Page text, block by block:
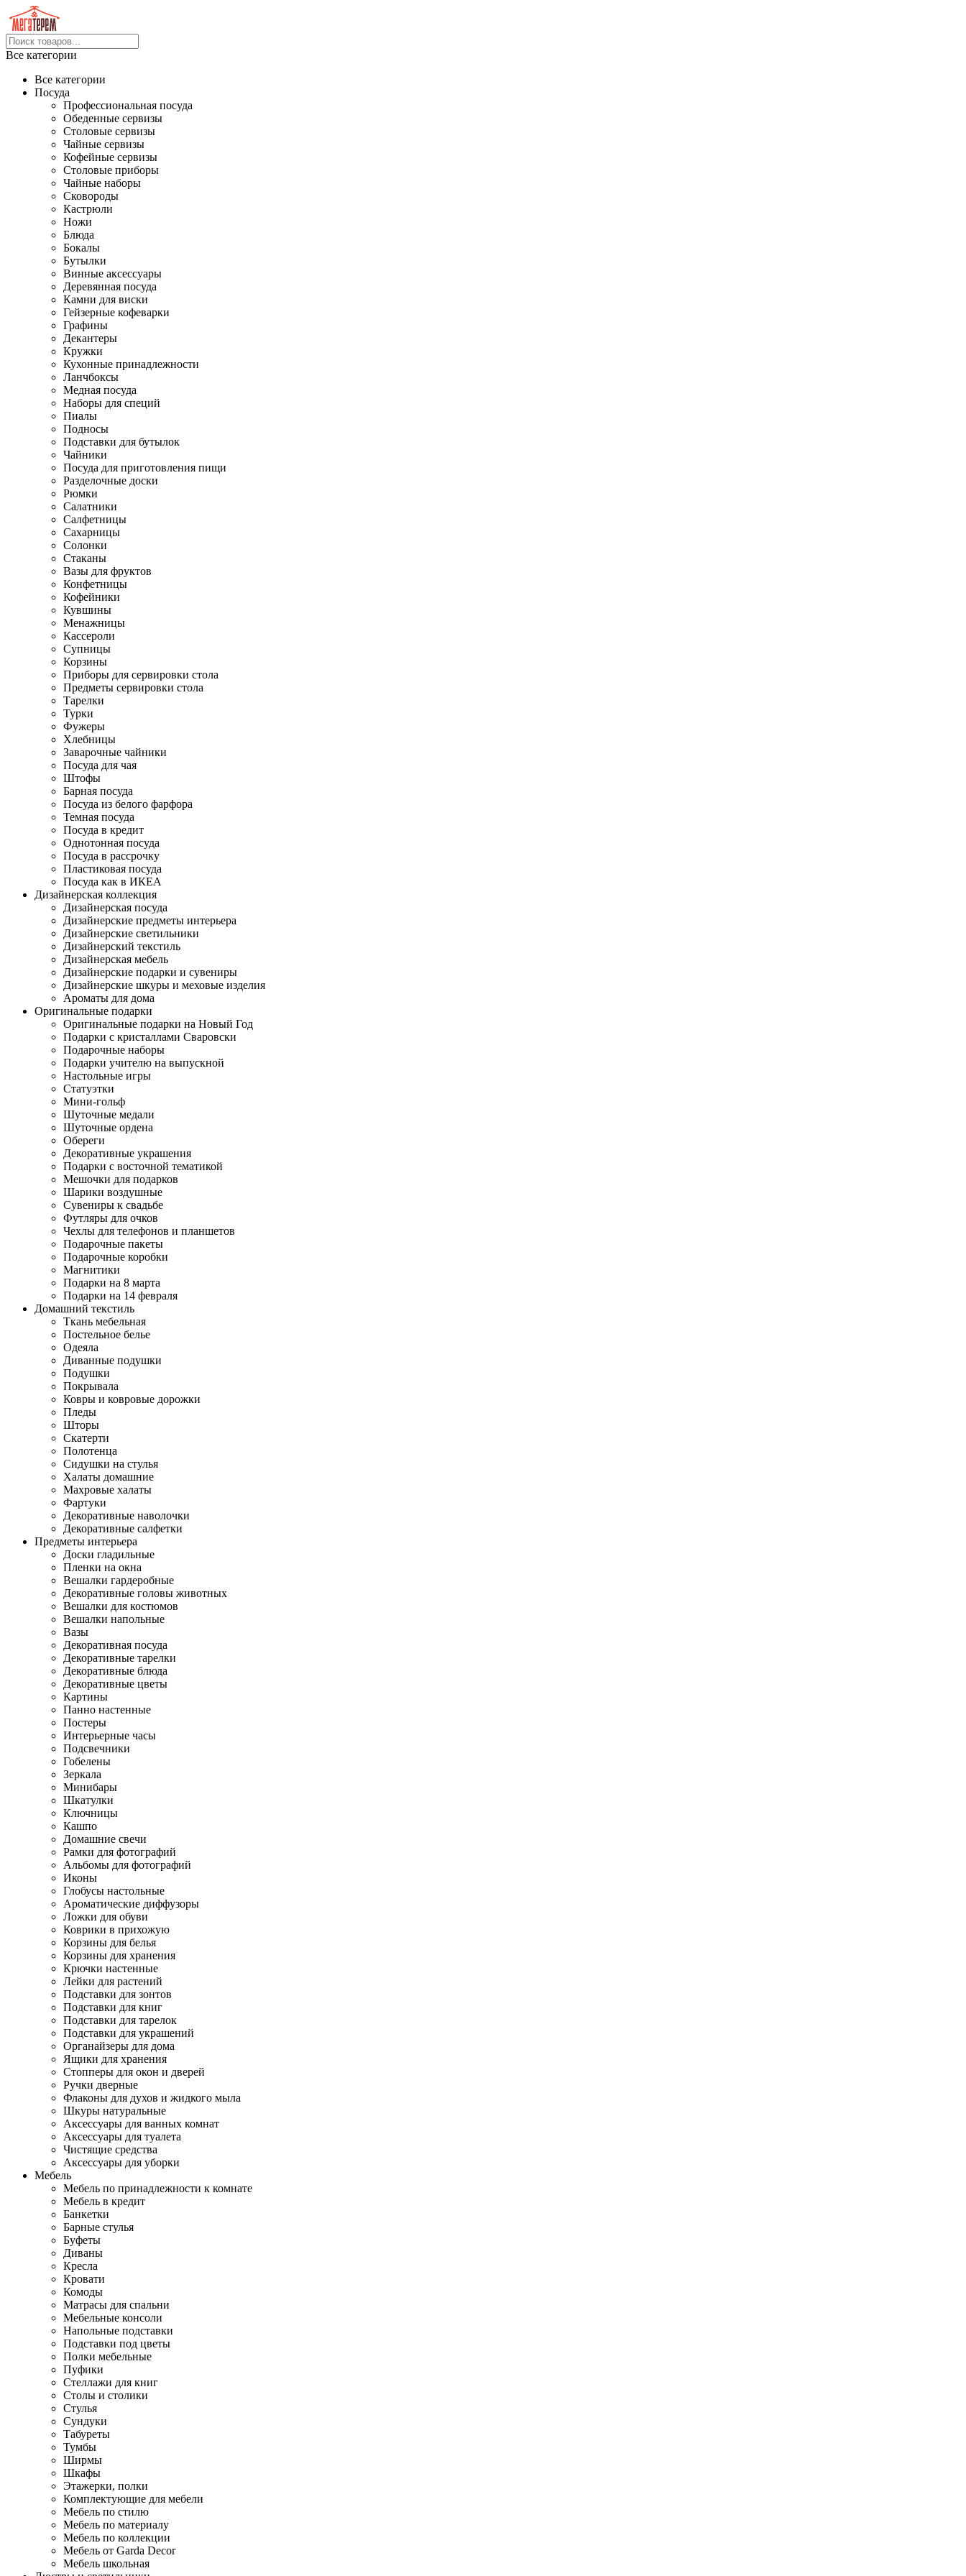
Все категории
Все категории
Посуда
Профессиональная посуда
Обеденные сервизы
Столовые сервизы
Чайные сервизы
Кофейные сервизы
Столовые приборы
Чайные наборы
Сковороды
Кастрюли
Ножи
Блюда
Бокалы
Бутылки
Винные аксессуары
Деревянная посуда
Камни для виски
Гейзерные кофеварки
Графины
Декантеры
Кружки
Кухонные принадлежности
Ланчбоксы
Медная посуда
Наборы для специй
Пиалы
Подносы
Подставки для бутылок
Чайники
Посуда для приготовления пищи
Разделочные доски
Рюмки
Салатники
Салфетницы
Сахарницы
Солонки
Стаканы
Вазы для фруктов
Конфетницы
Кофейники
Кувшины
Менажницы
Кассероли
Супницы
Корзины
Приборы для сервировки стола
Предметы сервировки стола
Тарелки
Турки
Фужеры
Хлебницы
Заварочные чайники
Посуда для чая
Штофы
Барная посуда
Посуда из белого фарфора
Темная посуда
Посуда в кредит
Однотонная посуда
Посуда в рассрочку
Пластиковая посуда
Посуда как в ИКЕА
Дизайнерская коллекция
Дизайнерская посуда
Дизайнерские предметы интерьера
Дизайнерские светильники
Дизайнерский текстиль
Дизайнерская мебель
Дизайнерские подарки и сувениры
Дизайнерские шкуры и меховые изделия
Ароматы для дома
Оригинальные подарки
Оригинальные подарки на Новый Год
Подарки с кристаллами Сваровски
Подарочные наборы
Подарки учителю на выпускной
Настольные игры
Статуэтки
Мини-гольф
Шуточные медали
Шуточные ордена
Обереги
Декоративные украшения
Подарки с восточной тематикой
Мешочки для подарков
Шарики воздушные
Сувениры к свадьбе
Футляры для очков
Чехлы для телефонов и планшетов
Подарочные пакеты
Подарочные коробки
Магнитики
Подарки на 8 марта
Подарки на 14 февраля
Домашний текстиль
Ткань мебельная
Постельное белье
Одеяла
Диванные подушки
Подушки
Покрывала
Ковры и ковровые дорожки
Пледы
Шторы
Скатерти
Полотенца
Сидушки на стулья
Халаты домашние
Махровые халаты
Фартуки
Декоративные наволочки
Декоративные салфетки
Предметы интерьера
Доски гладильные
Пленки на окна
Вешалки гардеробные
Декоративные головы животных
Вешалки для костюмов
Вешалки напольные
Вазы
Декоративная посуда
Декоративные тарелки
Декоративные блюда
Декоративные цветы
Картины
Панно настенные
Постеры
Интерьерные часы
Подсвечники
Гобелены
Зеркала
Минибары
Шкатулки
Ключницы
Кашпо
Домашние свечи
Рамки для фотографий
Альбомы для фотографий
Иконы
Глобусы настольные
Ароматические диффузоры
Ложки для обуви
Коврики в прихожую
Корзины для белья
Корзины для хранения
Крючки настенные
Лейки для растений
Подставки для зонтов
Подставки для книг
Подставки для тарелок
Подставки для украшений
Органайзеры для дома
Ящики для хранения
Стопперы для окон и дверей
Ручки дверные
Флаконы для духов и жидкого мыла
Шкуры натуральные
Аксессуары для ванных комнат
Аксессуары для туалета
Чистящие средства
Аксессуары для уборки
Мебель
Мебель по принадлежности к комнате
Мебель в кредит
Банкетки
Барные стулья
Буфеты
Диваны
Кресла
Кровати
Комоды
Матрасы для спальни
Мебельные консоли
Напольные подставки
Подставки под цветы
Полки мебельные
Пуфики
Стеллажи для книг
Столы и столики
Стулья
Сундуки
Табуреты
Тумбы
Ширмы
Шкафы
Этажерки, полки
Комплектующие для мебели
Мебель по стилю
Мебель по материалу
Мебель по коллекции
Мебель от Garda Decor
Мебель школьная